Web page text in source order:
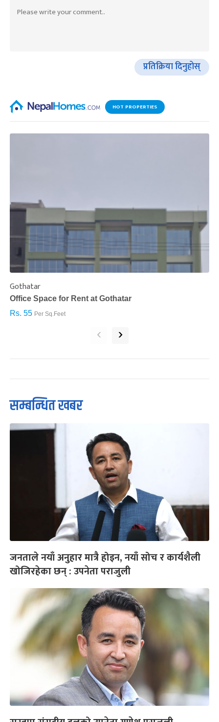
प्रतिक्रिया दिनुहोस्
HOT PROPERTIES
Gothatar
Office Space for Rent at Gothatar
Rs. 55 Per Sq.Feet
‹ ›
सम्बन्धित खबर
जनताले नयाँ अनुहार मात्रै होइन, नयाँ सोच र कार्यशैली
खोजिरहेका छन् : उपनेता पराजुली